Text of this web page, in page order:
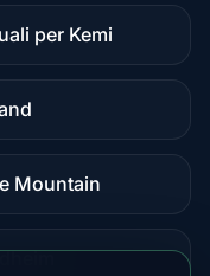
per Kemi
Mountain